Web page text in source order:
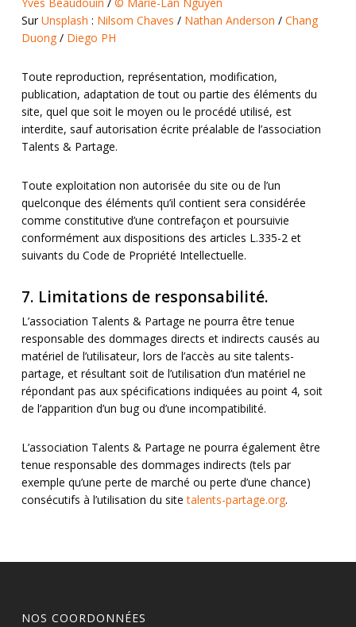
SurUnsplash : Nilsom Chaves / Nathan Anderson / Chang
Duong/ Diego PH
Toute reproduction, représentation, modification,
publication, adaptation de tout ou partie des éléments du
site, quel que soit le moyen ou le procédé utilisé, est
interdite, sauf autorisation écrite préalable de l’association
Talents & Partage.
Toute exploitation non autorisée du site ou de l’un
quelconque des éléments qu’il contient sera considérée
comme constitutive d’une contrefaçon et poursuivie
conformément aux dispositions des articles L.335-2 et
suivants du Code de Propriété Intellectuelle.
7. Limitations de responsabilité.
L’association Talents & Partage ne pourra être tenue
responsable des dommages directs et indirects causés au
matériel de l’utilisateur, lors de l’accès au site talents-
partage, et résultant soit de l’utilisation d’un matériel ne
répondant pas aux spécifications indiquées au point 4, soit
de l’apparition d’un bug ou d’une incompatibilité.
L’association Talents & Partage ne pourra également être
tenue responsable des dommages indirects (tels par
exemple qu’une perte de marché ou perte d’une chance)
consécutifs à l’utilisation du sitetalents-partage.org.
NOS COORDONNÉES